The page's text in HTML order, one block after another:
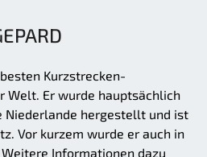
Kurzstrecken-
Welt. Er wurde hauptsächlich
Niederlande hergestellt und ist
Vor kurzem wurde er auch in
Informationen dazu